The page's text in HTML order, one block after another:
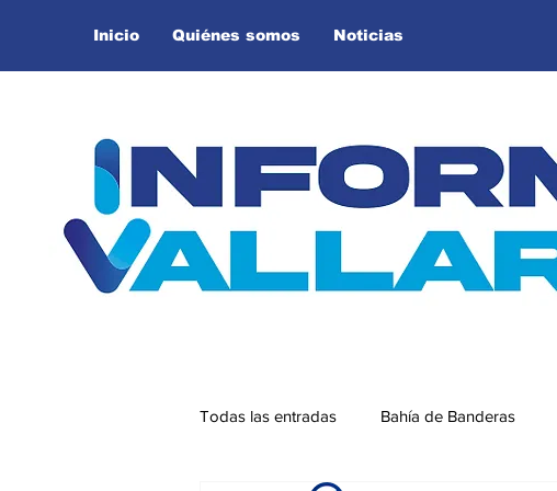
Inicio Quiénes somos Noticias
Todas las entradas Bahía de Banderas